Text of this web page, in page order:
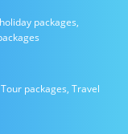
packages,
packages, Travel